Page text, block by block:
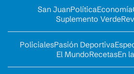
San JuanPolíticaEconomía
Suplemento Verde
PolicialesPasión Deportiva
El MundoRecetasEn